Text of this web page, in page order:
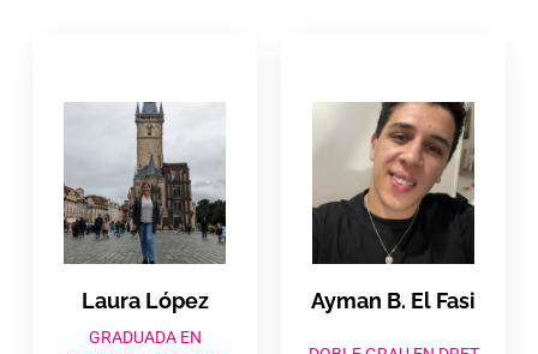
Laura López​
GRADUADA EN
Ayman B. El Fasi